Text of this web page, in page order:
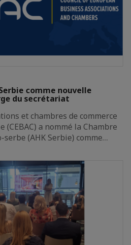
Serbie comme nouvelle
du secrétariat
et chambres de commerce
(CEBAC) a nommé la Chambre
serbe (AHK Serbie) comme…